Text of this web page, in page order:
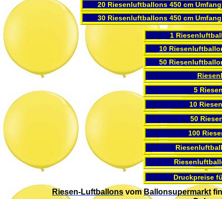
20 Riesenluftballons 450 cm Umfang
30 Riesenluftballons 450 cm Umfang
1
10
50
5
10
50
100
Druckpreise
Riesen-Luftballons vomBallonsupermarkt